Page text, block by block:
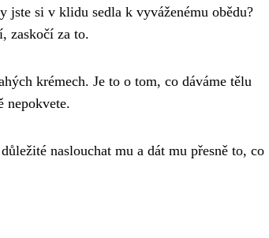
jste si v klidu sedla k vyváženému obědu?
zaskočí za to.
krémech. Je to o tom, co dáváme tělu
nepokvete.
naslouchat mu a dát mu přesně to, co